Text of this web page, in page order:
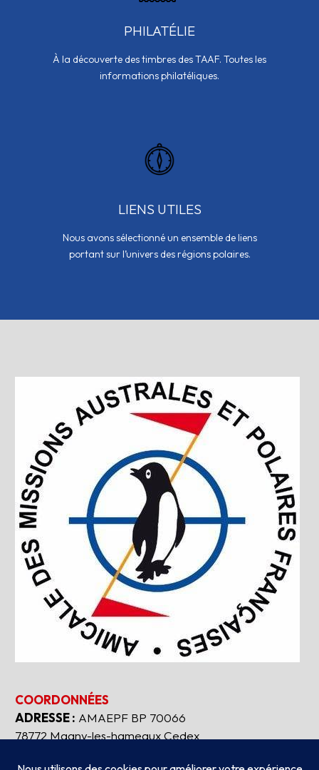
PHILATÉLIE
À la découverte des timbres des TAAF. Toutes les
informations philatéliques.
LIENS UTILES
Nous avons sélectionné un ensemble de liens
portant sur l’univers des régions polaires.
COORDONNÉES
ADRESSE : AMAEPF BP 70066
78772 Magny-les-hameaux Cedex